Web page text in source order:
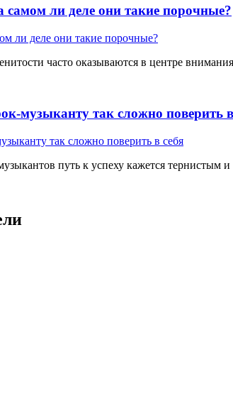
ли деле они такие порочные?
часто оказываются в центре
музыканту так сложно поверить в
путь к успеху кажется тернистым